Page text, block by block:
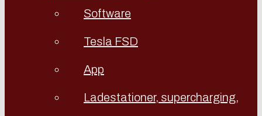
Software
Tesla FSD
App
Ladestationer, supercharging,